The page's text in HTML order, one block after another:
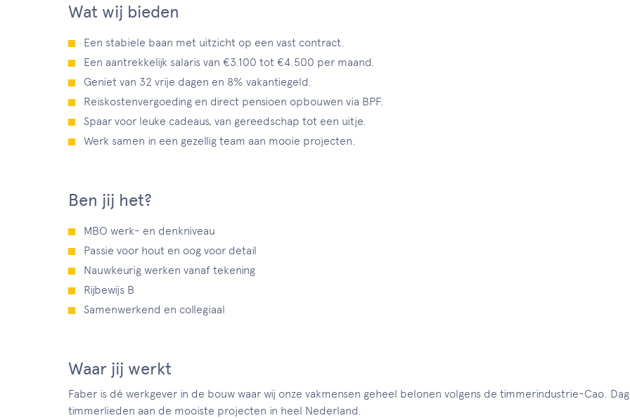
Wat wij bieden
Een stabiele baan met uitzicht op een vast contract.
Een aantrekkelijk salaris van €3.100 tot €4.500 per maand.
Geniet van 32 vrije dagen en 8% vakantiegeld.
Reiskostenvergoeding en direct pensioen opbouwen via BPF.
Spaar voor leuke cadeaus, van gereedschap tot een uitje.
Werk samen in een gezellig team aan mooie projecten.
Ben jij het?
MBO werk- en denkniveau
Passie voor hout en oog voor detail
Nauwkeurig werken vanaf tekening
Rijbewijs B
Samenwerkend en collegiaal
Waar jij werkt
Faber is dé werkgever in de bouw waar wij onze vakmensen geheel belonen volgens de timmerindustrie-Cao.
timmerlieden aan de mooiste projecten in heel Nederland.